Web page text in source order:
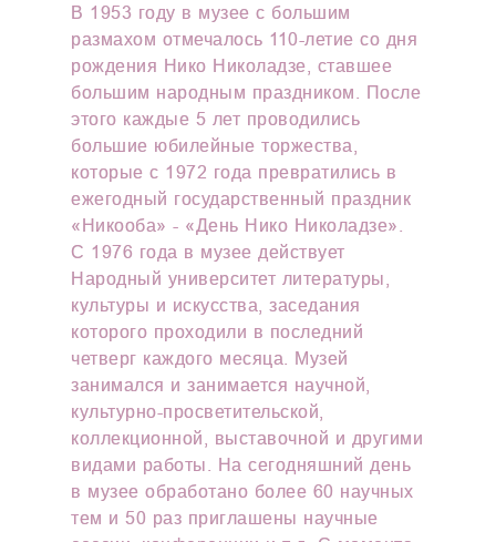
В 1953 году в музее с большим
размахом отмечалось 110-летие со дня
рождения Нико Николадзе, ставшее
большим народным праздником. После
этого каждые 5 лет проводились
большие юбилейные торжества,
которые с 1972 года превратились в
ежегодный государственный праздник
«Никооба» - «День Нико Николадзе».
С 1976 года в музее действует
Народный университет литературы,
культуры и искусства, заседания
которого проходили в последний
четверг каждого месяца. Музей
занимался и занимается научной,
культурно-просветительской,
коллекционной, выставочной и другими
видами работы. На сегодняшний день
в музее обработано более 60 научных
тем и 50 раз приглашены научные